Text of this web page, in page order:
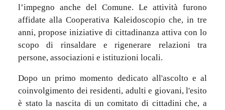
l’impegno anche del Comune. Le attività furono
affidate alla Cooperativa Kaleidoscopio che, in tre
anni, propose iniziative di cittadinanza attiva con lo
scopo di rinsaldare e rigenerare relazioni tra
persone, associazioni e istituzioni locali.
Dopo un primo momento dedicato all'ascolto e al
coinvolgimento dei residenti, adulti e giovani, l'esito
è stato la nascita di un comitato di cittadini che, a